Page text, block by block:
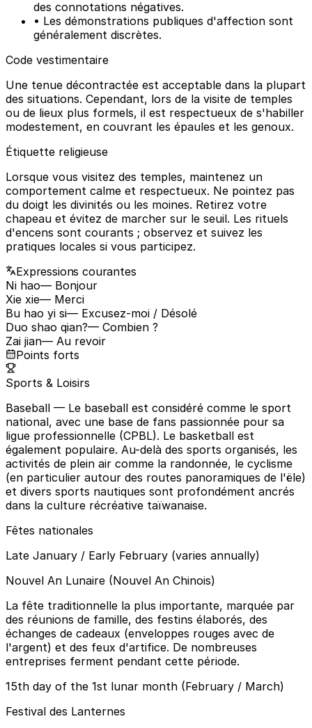
des connotations négatives.
• Les démonstrations publiques d'affection sont
généralement discrètes.
Code vestimentaire
Une tenue décontractée est acceptable dans la plupart
des situations. Cependant, lors de la visite de temples
ou de lieux plus formels, il est respectueux de s'habiller
modestement, en couvrant les épaules et les genoux.
Étiquette religieuse
Lorsque vous visitez des temples, maintenez un
comportement calme et respectueux. Ne pointez pas
du doigt les divinités ou les moines. Retirez votre
chapeau et évitez de marcher sur le seuil. Les rituels
d'encens sont courants ; observez et suivez les
pratiques locales si vous participez.
Expressions courantes
Ni hao— Bonjour
Xie xie— Merci
Bu hao yi si— Excusez-moi / Désolé
Duo shao qian?— Combien ?
Zai jian— Au revoir
Points forts
Sports & Loisirs
Baseball — Le baseball est considéré comme le sport
national, avec une base de fans passionnée pour sa
ligue professionnelle (CPBL). Le basketball est
également populaire. Au-delà des sports organisés, les
activités de plein air comme la randonnée, le cyclisme
(en particulier autour des routes panoramiques de l'ële)
et divers sports nautiques sont profondément ancrés
dans la culture récréative taïwanaise.
Fêtes nationales
Late January / Early February (varies annually)
Nouvel An Lunaire (Nouvel An Chinois)
La fête traditionnelle la plus importante, marquée par
des réunions de famille, des festins élaborés, des
échanges de cadeaux (enveloppes rouges avec de
l'argent) et des feux d'artifice. De nombreuses
entreprises ferment pendant cette période.
15th day of the 1st lunar month (February / March)
Festival des Lanternes